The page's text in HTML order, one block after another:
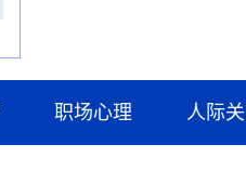
职场心理 人际